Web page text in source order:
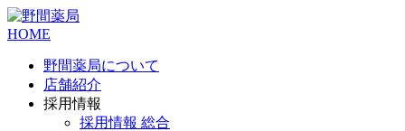
HOME
野間薬局について
店舗紹介
採用情報
採用情報 総合